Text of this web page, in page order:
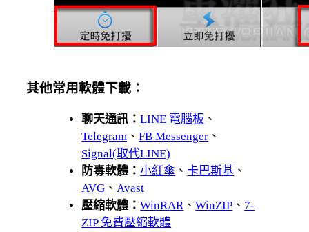
其他常用軟體下載：
聊天通訊：LINE 電腦板 、
Telegram 、FB Messenger 、
Signal(取代LINE)
防毒軟體：小紅傘 、卡巴斯基 、
AVG 、 Avast
壓縮軟體：WinRAR 、WinZIP 、 7-
ZIP 免費壓縮軟體